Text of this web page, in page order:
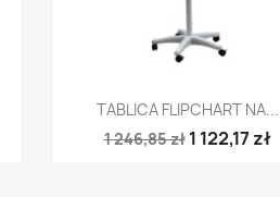
Szybki podgląd
TABLICA FLIPCHART NA...
1 246,85 zł 1 122,17 zł